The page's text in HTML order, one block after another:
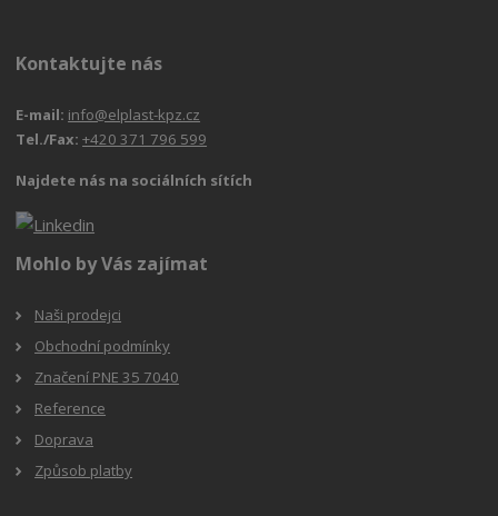
Kontaktujte nás
E-mail: info@elplast-kpz.cz
Tel./Fax:+420 371 796 599
Najdete nás na sociálních sítích
Mohlo by Vás zajímat
Naši prodejci
Obchodní podmínky
Značení PNE 35 7040
Reference
Doprava
Způsob platby